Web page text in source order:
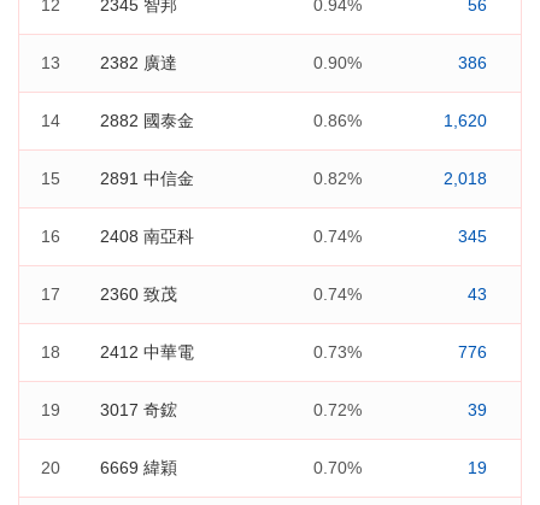
12 2345 智邦 0.94% 56
13 2382 廣達 0.90% 386
14 2882 國泰金 0.86% 1,620
15 2891 中信金 0.82% 2,018
16 2408 南亞科 0.74% 345
17 2360 致茂 0.74% 43
18 2412 中華電 0.73% 776
19 3017 奇鋐 0.72% 39
20 6669 緯穎 0.70% 19